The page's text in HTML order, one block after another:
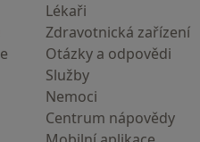
Lékaři
Zdravotnická zařízení
Otázky a odpovědi
Služby
Nemoci
Centrum nápovědy